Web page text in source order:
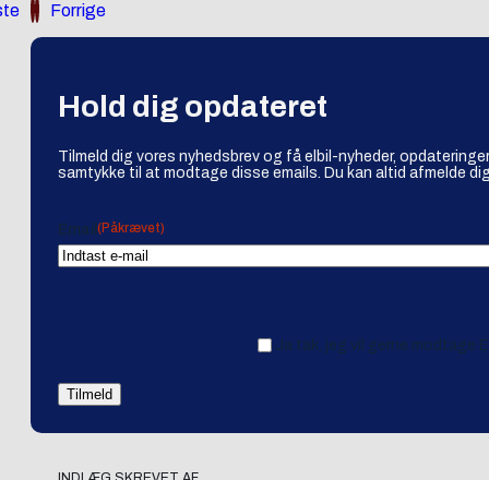
Forrige
Hold dig opdateret
Tilmeld dig vores nyhedsbrev og få elbil-nyheder,
samtykke til at modtage disse emails. Du kan altid afmelde
Email (Påkrævet)
Ja tak, jeg vil gerne modtage